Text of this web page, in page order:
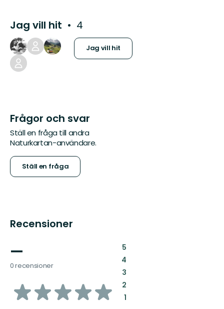
Jag vill hit 4
Jag vill hit
Frågor och svar
Ställ en fråga till andra
Naturkartan-användare.
Ställ en fråga
Recensioner
—
0 recensioner
av
5:
4:
3:
2:
1: